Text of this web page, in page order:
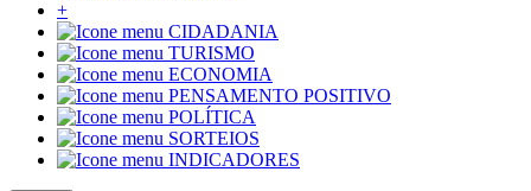
+
CIDADANIA
TURISMO
ECONOMIA
PENSAMENTO POSITIVO
POLÍTICA
SORTEIOS
INDICADORES